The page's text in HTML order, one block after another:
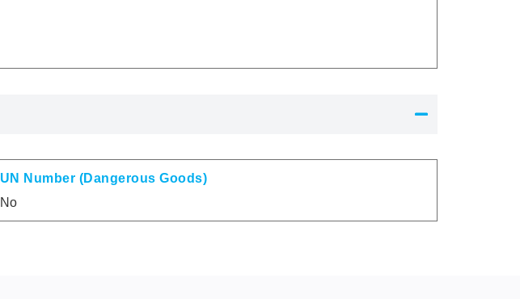
UN Number (Dangerous Goods)
No